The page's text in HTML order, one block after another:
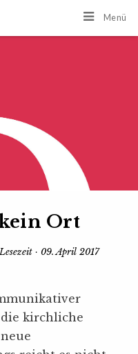
Menü
Ort
· 09. April 2017
kirchliche